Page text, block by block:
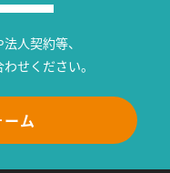
人契約等、
せください。
ム